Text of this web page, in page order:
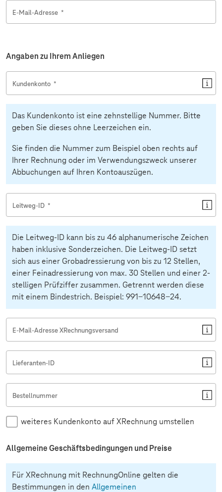
E-Mail-Adresse *
Angaben zu Ihrem Anliegen
Kundenkonto *
Das Kundenkonto ist eine zehnstellige Nummer. Bitte
geben Sie dieses ohne Leerzeichen ein.
Sie finden die Nummer zum Beispiel oben rechts auf
Ihrer Rechnung oder im Verwendungszweck unserer
Abbuchungen auf Ihren Kontoauszügen.
Leitweg-ID *
Die Leitweg-ID kann bis zu 46 alphanumerische Zeichen
haben inklusive Sonderzeichen. Die Leitweg-ID setzt
sich aus einer Grobadressierung von bis zu 12 Stellen,
einer Feinadressierung von max. 30 Stellen und einer 2-
stelligen Prüfziffer zusammen. Getrennt werden diese
mit einem Bindestrich. Beispiel: 991-10648-24.
E-Mail-Adresse XRechnungsversand
Lieferanten-ID
Bestellnummer
weiteres Kundenkonto auf XRechnung umstellen
Allgemeine Geschäftsbedingungen und Preise
Für XRechnung mit RechnungOnline gelten die
Bestimmungen in den Allgemeinen